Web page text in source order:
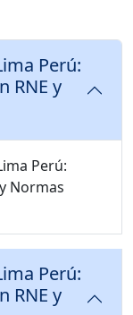
Perú:
RNE y
Perú:
Normas
Perú:
RNE y